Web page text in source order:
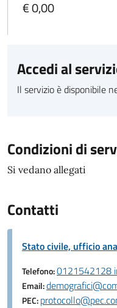
€ 0,00
Accedi al
Il servizio è disponibile
Condizioni di
Si vedano allegati
Contatti
Stato civile, ufficio
Telefono:0121542128
Email:
PEC: